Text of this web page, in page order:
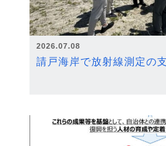
2026.07.08
請戸海岸で放射線測定の